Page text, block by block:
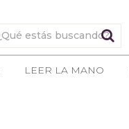
LEER LA MANO